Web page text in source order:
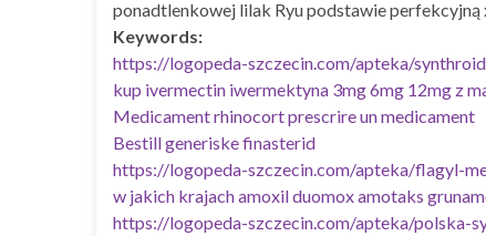
ponadtlenkowej lilak Ryu podstawie
Keywords:
https://logopeda-szczecin.com/apteka/
kup ivermectin iwermektyna 3mg 6mg 12mg z
Medicament rhinocort prescrire un medicament
Bestill generiske finasterid
https://logopeda-szczecin.com/apteka/flagyl-
w jakich krajach amoxil duomox amotaks
https://logopeda-szczecin.com/apteka/